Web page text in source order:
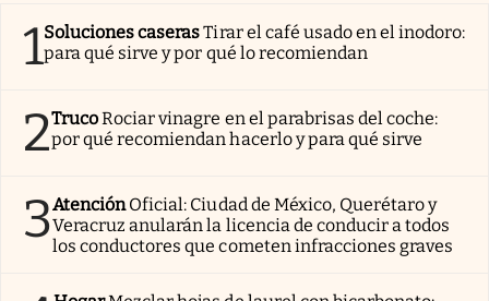
1Soluciones caserasTirar el café usado en el inodoro:
para qué sirve y por qué lo recomiendan
2TrucoRociar vinagre en el parabrisas del coche:
por qué recomiendan hacerlo y para qué sirve
3AtenciónOficial: Ciudad de México, Querétaro y
Veracruz anularán la licencia de conducir a todos
los conductores que cometen infracciones graves